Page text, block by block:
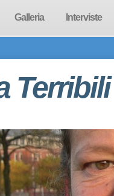
Galleria Interviste
Terribili